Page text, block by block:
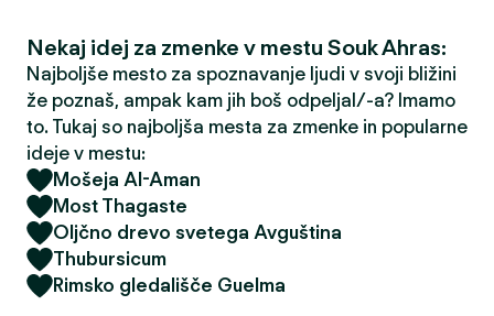
Nekaj idej za zmenke v mestu Souk Ahras:
Najboljše mesto za spoznavanje ljudi v svoji bližini
že poznaš, ampak kam jih boš odpeljal/-a? Imamo
to. Tukaj so najboljša mesta za zmenke in popularne
ideje v mestu:
Mošeja Al-Aman
Most Thagaste
Oljčno drevo svetega Avguština
Thubursicum
Rimsko gledališče Guelma